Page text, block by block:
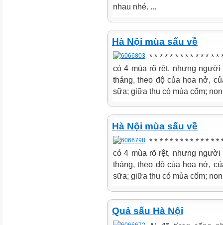
nhau nhé. ...
Hà Nội mùa sấu về
* * * * * * * * * * * * * *
có 4 mùa rõ rệt, nhưng
tháng, theo độ của hoa nở,
sữa; giữa thu có mùa cốm;
Hà Nội mùa sấu về
* * * * * * * * * * * * * *
có 4 mùa rõ rệt, nhưng
tháng, theo độ của hoa nở,
sữa; giữa thu có mùa cốm;
Quả sấu Hà Nội